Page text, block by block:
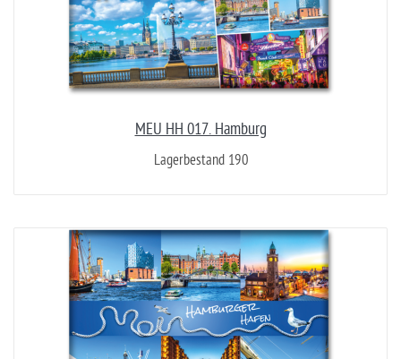
MEU HH 017. Hamburg
Lagerbestand 190